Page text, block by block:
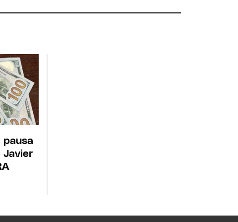
pausa
Javier